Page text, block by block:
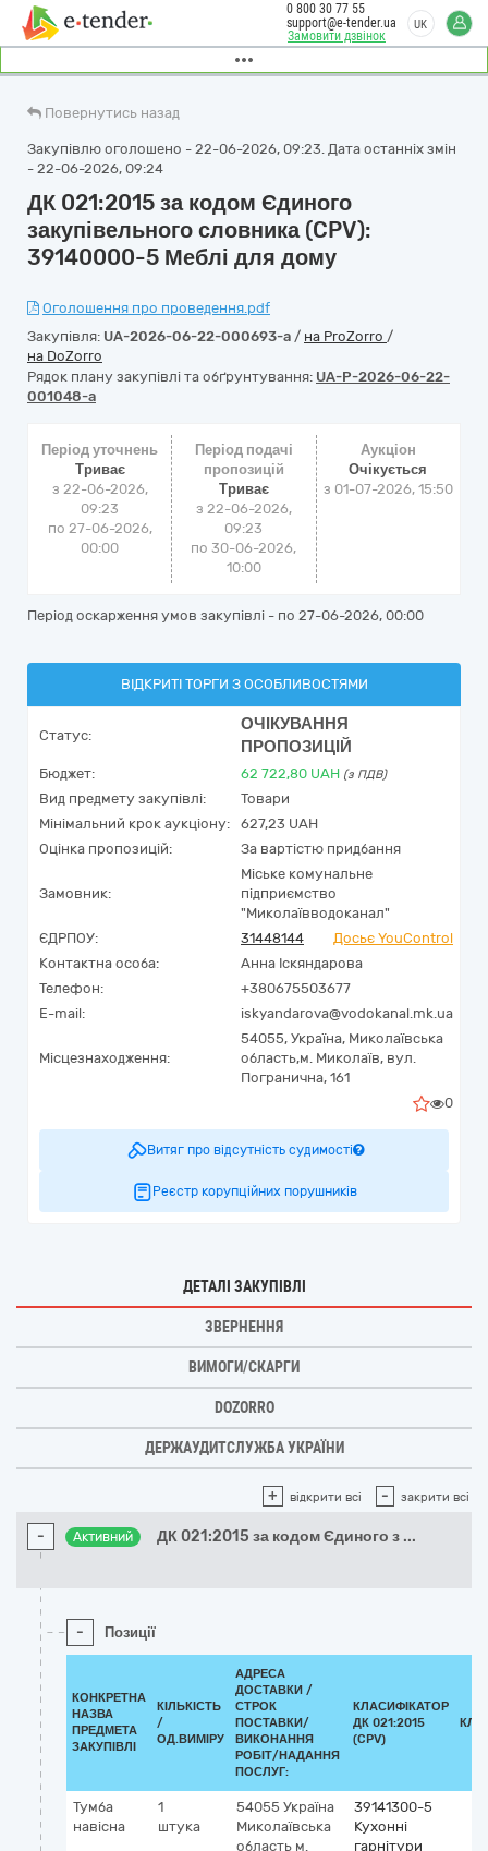
Замовити дзвінок
0 800 30 77 55
support@e-tender.ua
UK
Повернутись назад
Закупівлю оголошено - 22-06-2026, 09:23. Дата останніх змін
- 22-06-2026, 09:24
ДК 021:2015 за кодом Єдиного
закупівельного словника (CPV):
39140000-5 Меблі для дому
Оголошення про проведення.pdf
Закупівля: UA-2026-06-22-000693-a / на ProZorro /
на DoZorro
Рядок плану закупівлі та обґрунтування: UA-P-2026-06-22-
001048-a
Період уточнень
Триває
з 22-06-2026,
09:23
по 27-06-2026,
00:00
Період подачі
пропозицій
Триває
з 22-06-2026,
09:23
по 30-06-2026,
10:00
Аукціон
Очікується
з 01-07-2026, 15:50
Період оскарження умов закупівлі - по 27-06-2026, 00:00
ВІДКРИТІ ТОРГИ З ОСОБЛИВОСТЯМИ
Статус:
ОЧІКУВАННЯ
ПРОПОЗИЦІЙ
Бюджет: 62 722,80 UAH (з ПДВ)
Вид предмету закупівлі:
Товари
Мінімальний крок аукціону:
627,23 UAH
Оцінка пропозицій:
За вартістю придбання
Замовник:
Міське комунальне
підприємство
"Миколаївводоканал"
ЄДРПОУ:
31448144
Досьє YouControl
Контактна особа:
Анна Іскяндарова
Телефон:
+380675503677
E-mail:
iskyandarova@vodokanal.mk.ua
Місцезнаходження:
54055, Україна, Миколаївська
область,м. Миколаїв, вул.
Погранична, 161
0
Витяг про відсутність судимості
Реєстр корупційних порушників
ДЕТАЛІ ЗАКУПІВЛІ
ЗВЕРНЕННЯ
ВИМОГИ/СКАРГИ
DOZORRO
ДЕРЖАУДИТСЛУЖБА УКРАЇНИ
+ відкрити всі - закрити всі
- Активний ДК 021:2015 за кодом Єдиного з ...
- Позиції
КОНКРЕТНА
НАЗВА
ПРЕДМЕТА
ЗАКУПІВЛІ
КІЛЬКІСТЬ
/
ОД.ВИМІРУ
АДРЕСА
ДОСТАВКИ /
СТРОК
ПОСТАВКИ/
ВИКОНАННЯ
РОБІТ/НАДАННЯ
ПОСЛУГ:
КЛАСИФІКАТОР
ДК 021:2015
(CPV)
Тумба
навісна
1
штука
54055 Україна
Миколаївська
область м.
39141300-5
Кухонні
гарнітури